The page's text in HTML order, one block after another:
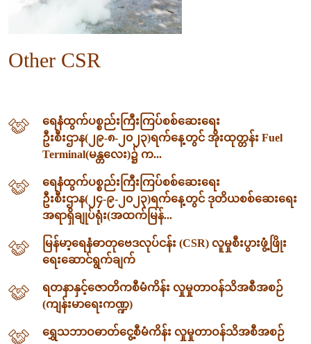
Other CSR
ရေနံထွက်ပစ္စည်းကြီးကြပ်စစ်ဆေးရေး
ဦးစီးဌာန(၂၉-၈-၂၀၂၃)ရက်နေ့တွင် အိုးထုတ္တန်း Fuel
Terminal(မန္တလေး)၌ က...
ရေနံထွက်ပစ္စည်းကြီးကြပ်စစ်ဆေးရေး
ဦးစီးဌာန(၂၄-၉-၂၀၂၃)ရက်နေ့တွင် ဒုတိယစစ်ဆေးရေး
အရာရှိချုပ်ရုံး(အထက်မြန်...
မြန်မာ့ရေနံဓာတုဗေဒလုပ်ငန်း (CSR) လူမှုစီးပွားဖွံ့ဖြိုး
ရေးဆောင်ရွက်ချက်
ရတနာနှင့်ဇောတိကစီမံကိန်း လှုမှုတာဝန်သိအစီအစဉ်
(ကျန်းမာရေးကဏ္ဍ)
ရွှေသဘာဝဓာတ်ငွေ့စီမံကိန်း လှုမှုတာဝန်သိအစီအစဉ်